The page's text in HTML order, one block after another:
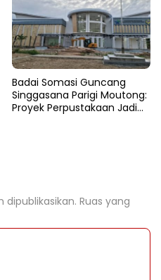
Badai Somasi Guncang
Singgasana Parigi Moutong:
Proyek Perpustakaan Jadi
dipublikasikan. Ruas yang